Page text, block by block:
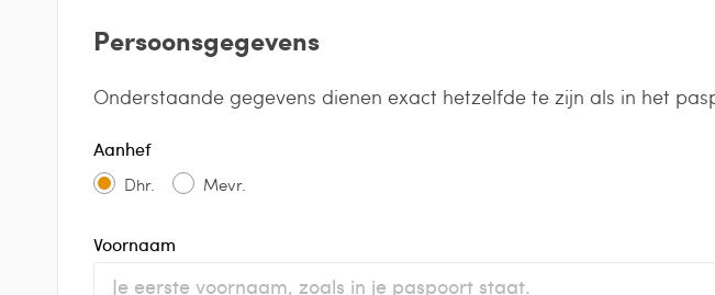
Persoonsgegevens
Onderstaande gegevens dienen exact hetzelfde te zijn als in het
Aanhef
Dhr. Mevr.
Voornaam